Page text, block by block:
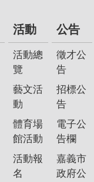
活動
活動總
覽
藝文活
動
體育場
館活動
活動報
名
公告
徵才公
告
招標公
告
電子公
告欄
嘉義市
政府公